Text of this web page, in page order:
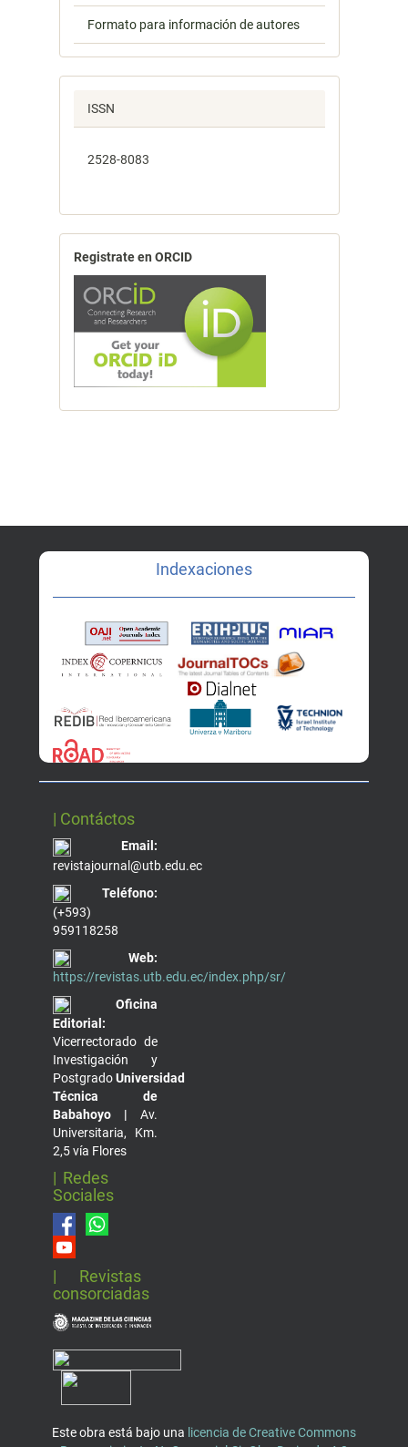
Formato para información de autores
ISSN
2528-8083
Registrate en ORCID
Indexaciones
| Contáctos
Email:
revistajournal@utb.edu.ec
Teléfono:
(+593)
959118258
Web:
https://revistas.utb.edu.ec/index.php/sr/
Oficina
Editorial:
Vicerrectorado de
Investigación y
PostgradoUniversidad
Técnica de
Babahoyo | Av.
Universitaria, Km.
2,5 vía Flores
| Redes
Sociales
| Revistas
consorciadas
Este obra está bajo una licencia de Creative Commons